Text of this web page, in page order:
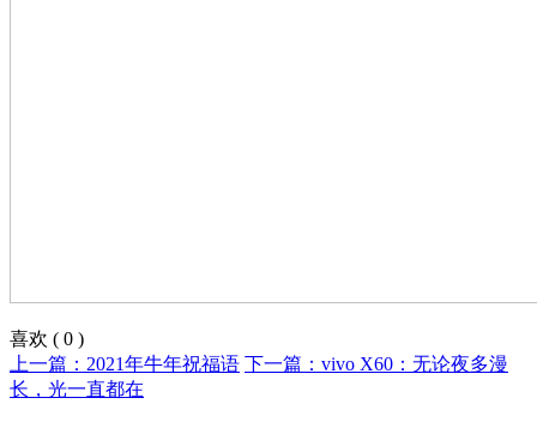
喜欢 ( 0 )
上一篇：2021年牛年祝福语 下一篇：vivo X60：无论夜多漫
长，光一直都在